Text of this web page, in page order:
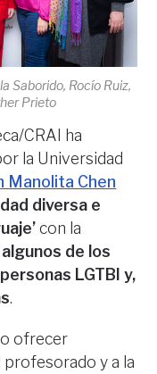
Saborido, Rocío Ruiz,
Prieto
CRAI ha
la Universidad
Manolita Chen
diversa e
con la
de los
LGTBI y,
.
ofrecer
profesorado y a la